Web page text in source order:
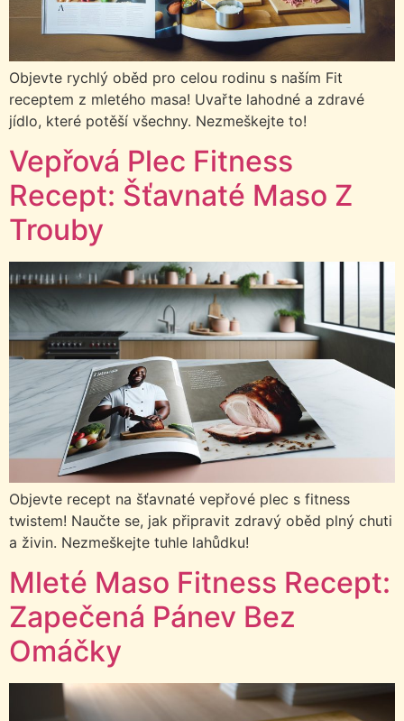
Objevte rychlý oběd pro celou rodinu s naším Fit
receptem z mletého masa! Uvařte lahodné a zdravé
jídlo, které potěší všechny. Nezmeškejte to!
Vepřová Plec Fitness
Recept: Šťavnaté Maso Z
Trouby
Objevte recept na šťavnaté vepřové plec s fitness
twistem! Naučte se, jak připravit zdravý oběd plný chuti
a živin. Nezmeškejte tuhle lahůdku!
Mleté Maso Fitness Recept:
Zapečená Pánev Bez
Omáčky